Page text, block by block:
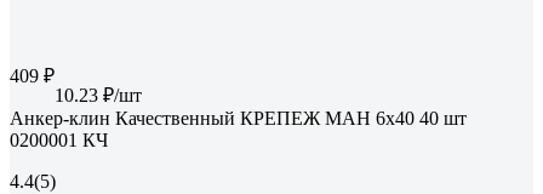
409 ₽
10.23 ₽/шт
Анкер-клин Качественный КРЕПЕЖ МАН 6х40 40 шт
0200001 КЧ
4.4(5)